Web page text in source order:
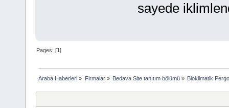
sayede
Pages: [1]
Araba Haberleri » Firmalar» Bedava Site tanıtım bölümü» Bioklimatik